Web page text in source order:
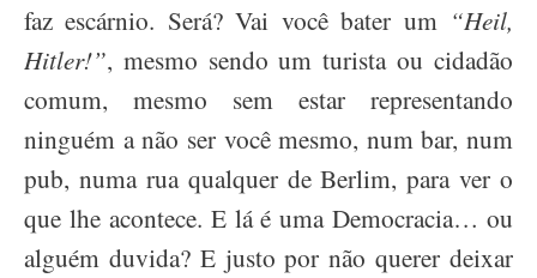
faz escárnio. Será? Vai você bater um “Heil,
Hitler!”, mesmo sendo um turista ou cidadão
comum, mesmo sem estar representando
ninguém a não ser você mesmo, num bar, num
pub, numa rua qualquer de Berlim, para ver o
que lhe acontece. E lá é uma Democracia… ou
alguém duvida? E justo por não querer deixar